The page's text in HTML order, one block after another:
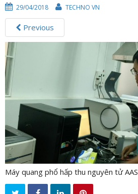
29/04/2018 TECHNO VN
Previous
Máy quang phổ hấp thu nguyên tử AAS